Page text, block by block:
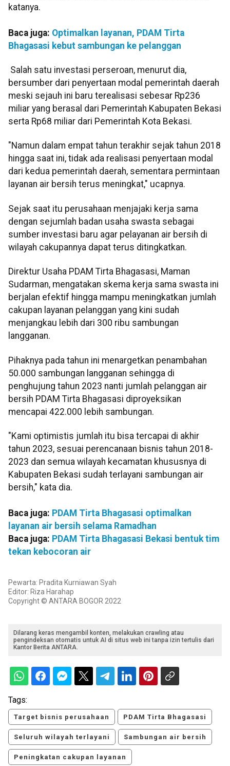
katanya.
Baca juga: Optimalkan layanan, PDAM Tirta
Bhagasasi kebut sambungan ke pelanggan
Salah satu investasi perseroan, menurut dia,
bersumber dari penyertaan modal pemerintah daerah
meski sejauh ini baru terealisasi sebesar Rp236
miliar yang berasal dari Pemerintah Kabupaten Bekasi
serta Rp68 miliar dari Pemerintah Kota Bekasi.
"Namun dalam empat tahun terakhir sejak tahun 2018
hingga saat ini, tidak ada realisasi penyertaan modal
dari kedua pemerintah daerah, sementara permintaan
layanan air bersih terus meningkat," ucapnya.
Sejak saat itu perusahaan menjajaki kerja sama
dengan sejumlah badan usaha swasta sebagai
sumber investasi baru agar pelayanan air bersih di
wilayah cakupannya dapat terus ditingkatkan.
Direktur Usaha PDAM Tirta Bhagasasi, Maman
Sudarman, mengatakan skema kerja sama swasta ini
berjalan efektif hingga mampu meningkatkan jumlah
cakupan layanan pelanggan yang kini sudah
menjangkau lebih dari 300 ribu sambungan
langganan.
Pihaknya pada tahun ini menargetkan penambahan
50.000 sambungan langganan sehingga di
penghujung tahun 2023 nanti jumlah pelanggan air
bersih PDAM Tirta Bhagasasi diproyeksikan
mencapai 422.000 lebih sambungan.
"Kami optimistis jumlah itu bisa tercapai di akhir
tahun 2023, sesuai perencanaan bisnis tahun 2018-
2023 dan semua wilayah kecamatan khususnya di
Kabupaten Bekasi sudah terlayani sambungan air
bersih," kata dia.
Baca juga: PDAM Tirta Bhagasasi optimalkan
layanan air bersih selama Ramadhan
Baca juga: PDAM Tirta Bhagasasi Bekasi bentuk tim
tekan kebocoran air
Pewarta: Pradita Kurniawan Syah
Editor: Riza Harahap
Copyright © ANTARA BOGOR 2022
Dilarang keras mengambil konten, melakukan crawling atau
pengindeksan otomatis untuk AI di situs web ini tanpa izin tertulis dari
Kantor Berita ANTARA.
Tags:
Target bisnis perusahaan PDAM Tirta Bhagasasi
Seluruh wilayah terlayani Sambungan air bersih
Peningkatan cakupan layanan